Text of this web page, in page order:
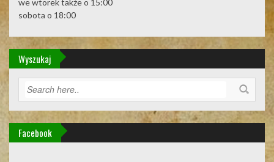
we wtorek także o 15:00
sobota o 18:00
Wyszukaj
Facebook